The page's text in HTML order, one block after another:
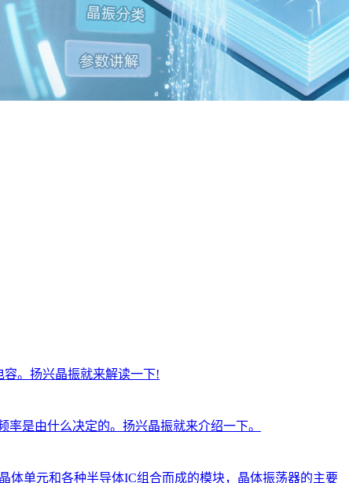
。扬兴晶振就来解读一下!
是由什么决定的。扬兴晶振就来介绍一下。
体单元和各种半导体IC组合而成的模块，晶体振荡器的主要